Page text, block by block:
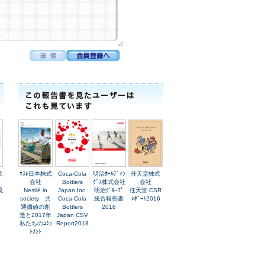
ﾈｽﾚ日本株式
会社
Nestlé in
society 共
通価値の創
造と2017年
私たちのｺﾐｯ
ﾄﾒﾝﾄ
Coca-Cola
Bottlers
Japan Inc.
Coca-Cola
Bottlers
Japan CSV
Report2018
明治ﾎｰﾙﾃﾞｨﾝ
ｸﾞｽ株式会社
明治ｸﾞﾙｰﾌﾟ
統合報告書
2018
任天堂株式
会社
任天堂 CSR
ﾚﾎﾟｰﾄ2016